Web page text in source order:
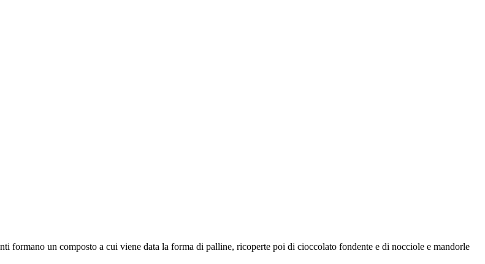
formano un composto a cui viene data la forma di palline, ricoperte poi di cioccolato fondente e di nocciole e mandorle